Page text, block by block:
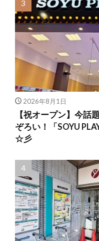
2026年8月1日
【祝オープン】今話
ぞろい！「SOYU
☆彡